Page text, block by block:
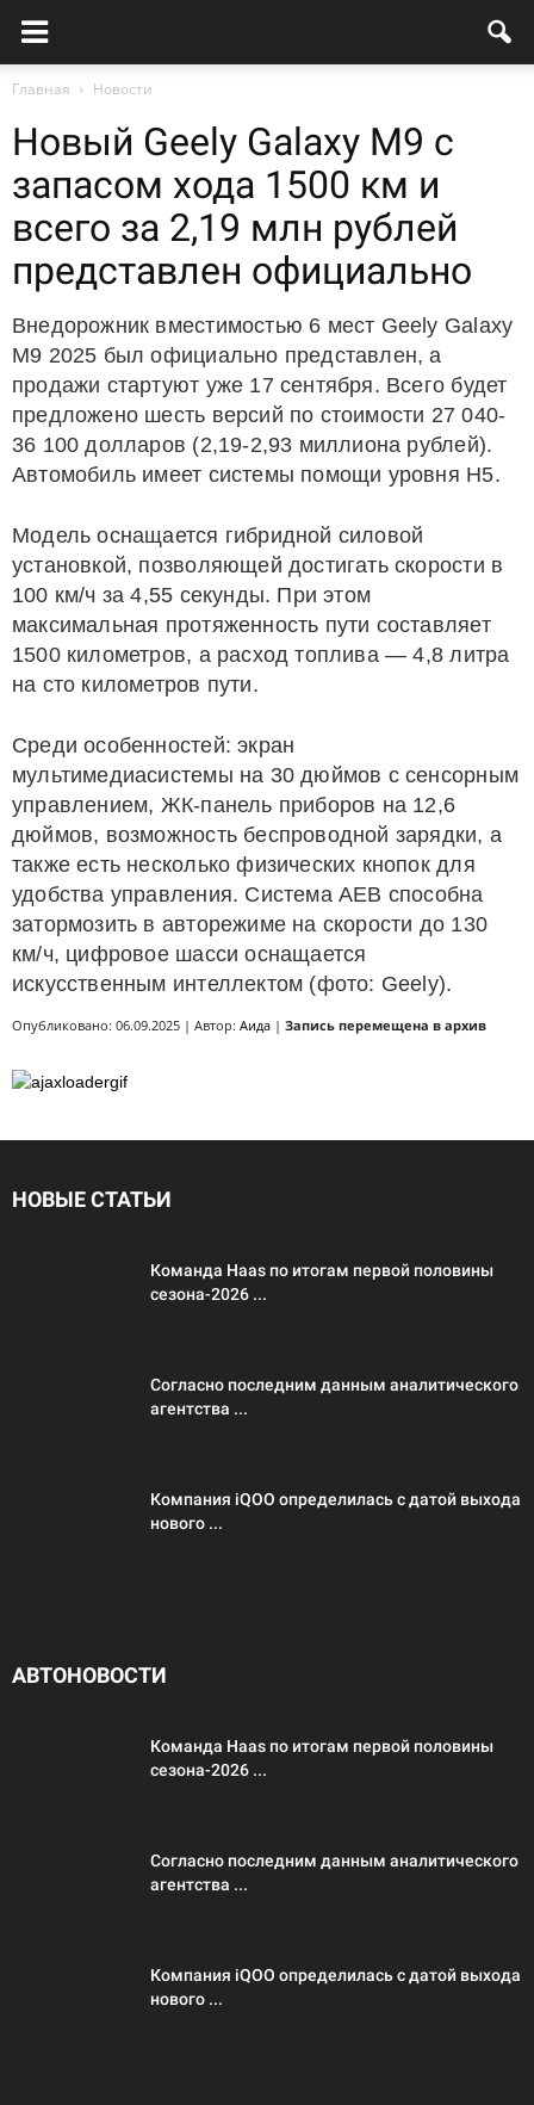
Главная Новости
Новый Geely Galaxy M9 с
запасом хода 1500 км и
всего за 2,19 млн рублей
представлен официально
Внедорожник вместимостью 6 мест Geely Galaxy
M9 2025 был официально представлен, а
продажи стартуют уже 17 сентября. Всего будет
предложено шесть версий по стоимости 27 040-
36 100 долларов (2,19-2,93 миллиона рублей).
Автомобиль имеет системы помощи уровня H5.
Модель оснащается гибридной силовой
установкой, позволяющей достигать скорости в
100 км/ч за 4,55 секунды. При этом
максимальная протяженность пути составляет
1500 километров, а расход топлива — 4,8 литра
на сто километров пути.
Среди особенностей: экран
мультимедиасистемы на 30 дюймов с сенсорным
управлением, ЖК-панель приборов на 12,6
дюймов, возможность беспроводной зарядки, а
также есть несколько физических кнопок для
удобства управления. Система AEB способна
затормозить в авторежиме на скорости до 130
км/ч, цифровое шасси оснащается
искусственным интеллектом (фото: Geely).
Опубликовано: 06.09.2025 | Автор: Аида | Запись перемещена в архив
НОВЫЕ СТАТЬИ
Команда Haas по итогам первой половины
сезона-2026 ...
Согласно последним данным аналитического
агентства ...
Компания iQOO определилась с датой выхода
нового ...
АВТОНОВОСТИ
Команда Haas по итогам первой половины
сезона-2026 ...
Согласно последним данным аналитического
агентства ...
Компания iQOO определилась с датой выхода
нового ...